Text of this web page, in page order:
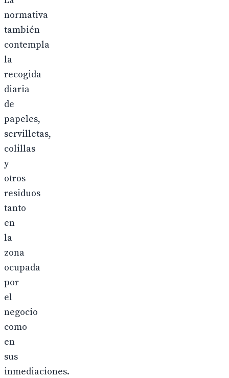
normativa
también
contempla
la
recogida
diaria
de
papeles,
servilletas,
colillas
y
otros
residuos
tanto
en
la
zona
ocupada
por
el
negocio
como
en
sus
inmediaciones.